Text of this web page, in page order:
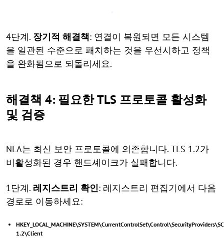
4단계. 장기적 해결책: 연결이 복원되면 모든 시스템
을 일관된 수준으로 패치하는 것을 우선시하고 정책
을 완화됨으로 되돌리세요.
해결책 4: 필요한 TLS 프로토콜 활성화
및 검증
NLA는 최신 보안 프로토콜에 의존합니다. TLS 1.2가
비활성화된 경우 핸드셰이크가 실패합니다.
1단계. 레지스트리 확인: 레지스트리 편집기에서 다음
경로로 이동하세요:
1.2\Client